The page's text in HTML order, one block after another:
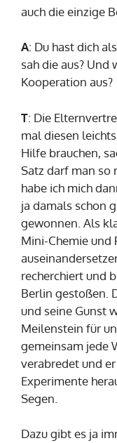
auch die einzige
A: Du hast dich
sah die aus? Und
Kooperation aus?
T: Die
mal diesen
Hilfe brauchen,
Satz darf man so
habe ich mich
ja damals schon
gewonnen. Als
Mini-Chemie und
recherchiert und
Berlin gestoßen.
und seine Gunst
Meilenstein für
gemeinsam jede
verabredet und
Experimente
Segen.
Dazu gibt es ja